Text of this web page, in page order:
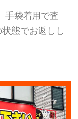
手袋着用で査
態でお返しし